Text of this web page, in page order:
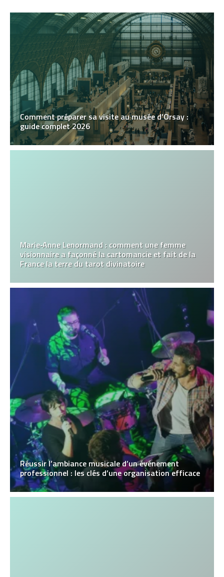
Comment préparer sa visite au musée d’Orsay :
guide complet 2026
Marie‑Anne Lenormand : comment une femme
visionnaire a façonné la cartomancie et fait de la
France la terre du tarot divinatoire
Réussir l’ambiance musicale d’un événement
professionnel : les clés d’une organisation efficace